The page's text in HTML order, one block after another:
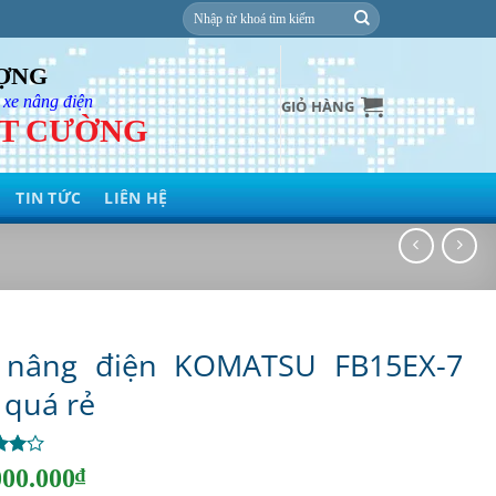
Tìm
kiếm:
nâng điện
CƯỜNG
GIỎ HÀNG
TIN TỨC LIÊN HỆ
điện KOMATSU FB15EX-7
rẻ
5
₫